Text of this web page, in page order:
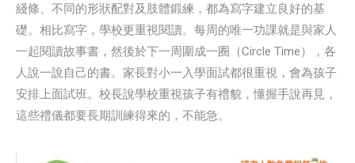
綫條、不同的形狀配對及肢體鍛練，都為寫字建立良好的基
礎。相比寫字，學校更重視閱讀。每周的唯一功課就是與家人
一起閱讀故事書，然後於下一周圍成一圈（Circle Time），各
人說一說自己的書。家長對小一入學面試都很重視，會為孩子
安排上面試班。校長說學校重視孩子有禮貌，懂握手說再見，
這些禮儀都要長期訓練得來的，不能急。